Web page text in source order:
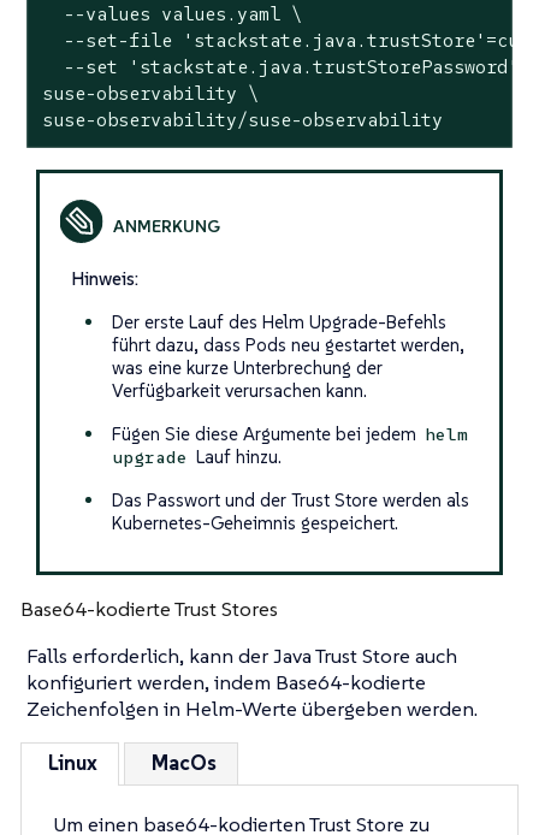
  --values values.yaml \
  --
set-file 'stackstate.java.trustStore'
  --
set 'stackstate.java.trustStorePassword'
suse-observability \
suse-observability/suse-observability
Hinweis:
Der erste Lauf des Helm Upgrade-Befehls
führt dazu, dass Pods neu gestartet werden,
was eine kurze Unterbrechung der
Verfügbarkeit verursachen kann.
Fügen Sie diese Argumente bei jedem helm
upgrade Lauf hinzu.
Das Passwort und der Trust Store werden als
Kubernetes-Geheimnis gespeichert.
Base64-kodierte Trust Stores
Falls erforderlich, kann der Java Trust Store auch
konfiguriert werden, indem Base64-kodierte
Zeichenfolgen in Helm-Werte übergeben werden.
Linux MacOs
Um einen base64-kodierten Trust Store zu